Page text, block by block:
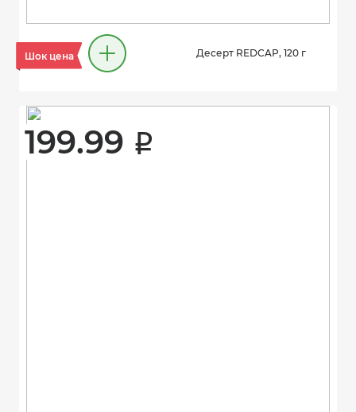
Шок цена Десерт REDCAP, 120 г
199.99 i